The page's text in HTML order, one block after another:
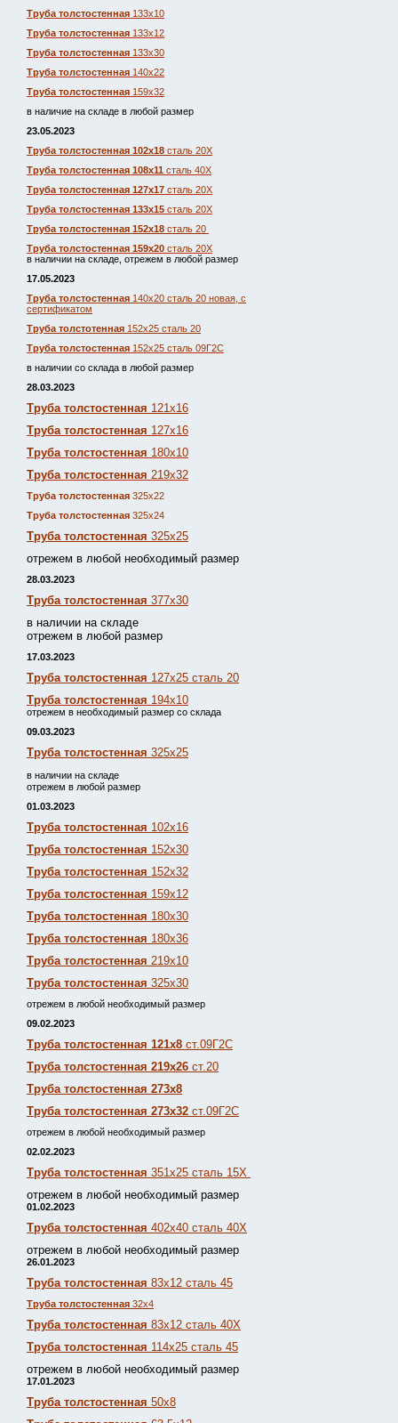
Труба толстостенная 133х10
Труба толстостенная 133х12
Труба толстостенная 133х30
Труба толстостенная 140х22
Труба толстостенная 159х32
в наличие на складе в любой размер
23.05.2023
Труба толстостенная 102х18 сталь 20Х
Труба толстостенная 108х11 сталь 40Х
Труба толстостенная 127х17 сталь 20Х
Труба толстостенная 133х15 сталь 20Х
Труба толстостенная 152х18 сталь 20
Труба толстостенная 159х20 сталь 20Х
в наличии на складе, отрежем в любой размер
17.05.2023
Труба толстостенная 140х20 сталь 20 новая, с
сертификатом
Труба толстотенная 152х25 сталь 20
Труба толстостенная 152х25 сталь 09Г2С
в наличии со склада в любой размер
28.03.2023
Труба толстостенная 121х16
Труба толстостенная 127х16
Труба толстостенная 180х10
Труба толстостенная 219х32
Труба толстостенная 325х22
Труба толстостенная 325х24
Труба толстостенная 325х25
отрежем в любой необходимый размер
28.03.2023
Труба толстостенная 377х30
в наличии на складе
отрежем в любой размер
17.03.2023
Труба толстостенная 127х25 сталь 20
Труба толстостенная 194х10
отрежем в необходимый размер со склада
09.03.2023
Труба толстостенная 325х25
в наличии на складе
отрежем в любой размер
01.03.2023
Труба толстостенная 102х16
Труба толстостенная 152х30
Труба толстостенная 152х32
Труба толстостенная 159х12
Труба толстостенная 180х30
Труба толстостенная 180х36
Труба толстостенная 219х10
Труба толстостенная 325х30
отрежем в любой необходимый размер
09.02.2023
Труба толстостенная 121х8 ст.09Г2С
Труба толстостенная 219х26 ст.20
Труба толстостенная 273х8
Труба толстостенная 273х32 ст.09Г2С
отрежем в любой необходимый размер
02.02.2023
Труба толстостенная 351х25 сталь 15Х
отрежем в любой необходимый размер
01.02.2023
Труба толстостенная 402х40 сталь 40Х
отрежем в любой необходимый размер
26.01.2023
Труба толстостенная 83х12 сталь 45
Труба толстостенная 32х4
Труба толстостенная 83х12 сталь 40Х
Труба толстостенная 114х25 сталь 45
отрежем в любой необходимый размер
17.01.2023
Труба толстостенная 50х8